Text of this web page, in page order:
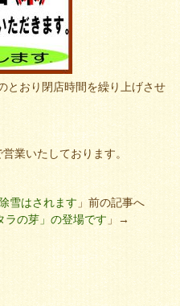
とおり閉店時間を繰り上げさせ
業いたしております。
雪はされます 」前の記事へ
ラの芽」の登場です」→